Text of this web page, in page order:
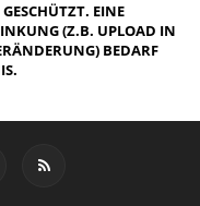
EINE
(Z.B. UPLOAD IN S
BEDARF E